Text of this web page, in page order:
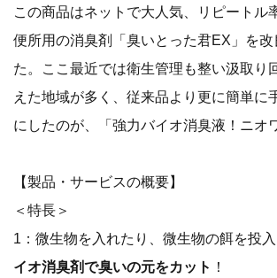
この商品はネットで大人気、リピートル
便所用の消臭剤「臭いとった君EX」を
た。ここ最近では衛生管理も整い汲取り
えた地域が多く、従来品より更に簡単に
にしたのが、「強力バイオ消臭液！ニオ
【製品・サービスの概要】
＜特長＞
1：微生物を入れたり、微生物の餌を投入
イオ消臭剤で臭いの元をカット ！